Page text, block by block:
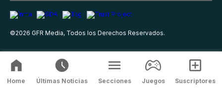
©2026 GFR Media, Todos los Derechos Reservados.
Home Últimas Noticias Secciones Juegos Suscriptores